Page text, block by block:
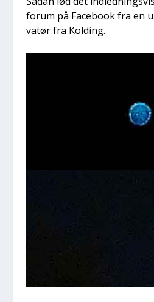
forum på Face­book fra en
va­tør fra Kol­ding.